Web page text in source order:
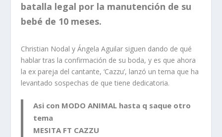
batalla legal por la manutención de su
bebé de 10 meses.
Christian Nodal y Ángela Aguilar siguen dando de qué
hablar tras la confirmación de su boda, y es que ahora
la ex pareja del cantante, ‘Cazzu’, lanzó un tema que ha
levantado sospechas de que tiene dedicatoria.
Asi con MODO ANIMAL hasta q saque otro
tema
MESITA FT CAZZU